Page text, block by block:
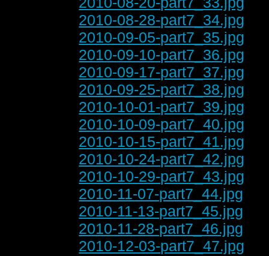
2010-08-28-part7_34.jpg
2010-09-05-part7_35.jpg
2010-09-10-part7_36.jpg
2010-09-17-part7_37.jpg
2010-09-25-part7_38.jpg
2010-10-01-part7_39.jpg
2010-10-09-part7_40.jpg
2010-10-15-part7_41.jpg
2010-10-24-part7_42.jpg
2010-10-29-part7_43.jpg
2010-11-07-part7_44.jpg
2010-11-13-part7_45.jpg
2010-11-28-part7_46.jpg
2010-12-03-part7_47.jpg